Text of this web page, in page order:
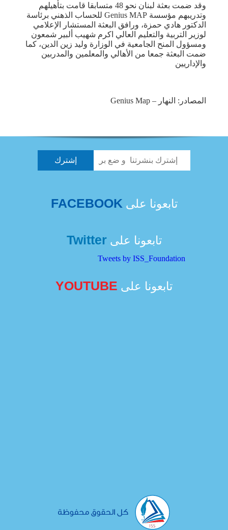
وقد ضمت بعثة لبنان نحو 48 متسابقا قامت بتأهيلهم
وتدريبهم مؤسسة Genius MAP للحساب الذهني برئاسة
الدكتور هادي حمزة، ورافق البعثة المستشار الإعلامي
لوزير التربية والتعليم العالي اكرم شهيب ألبير شمعون
ومسؤول المنح الجامعية في الوزارة وليد زين الدين، كما
ضمت البعثة جمعا من الأهالي والمعلمين والمدربين
والإداريين
المصادر: النهار – Genius Map
تابعونا على FACEBOOK
تابعونا علىTwitter
Tweets by ISS_Foundation
تابعونا على YOUTUBE